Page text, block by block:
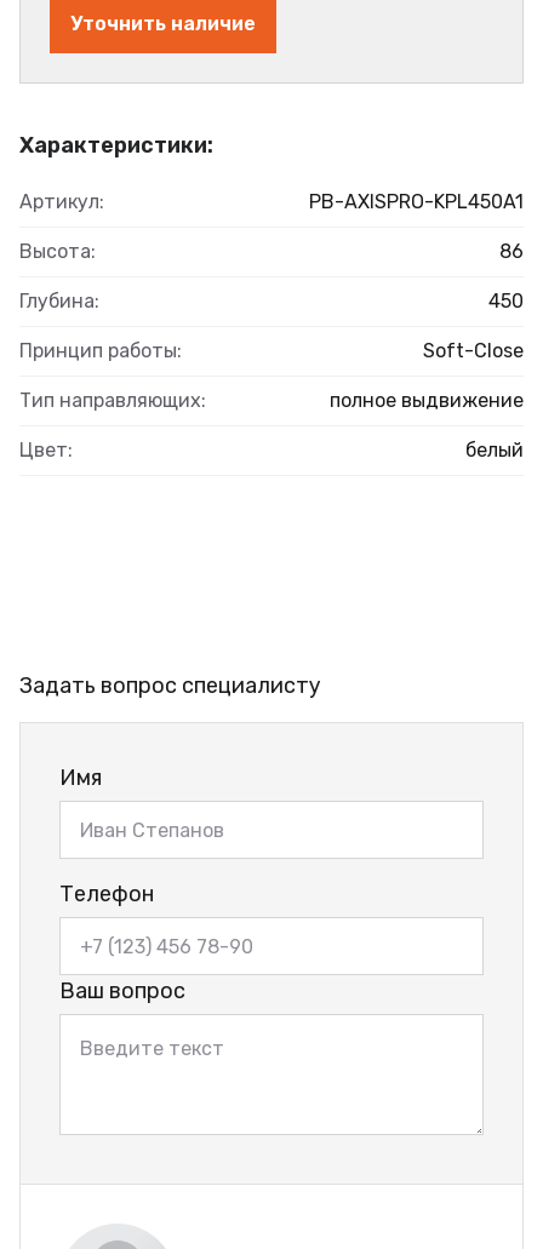
Характеристики:
Артикул: PB-AXISPRO-KPL450A1
Высота: 86
Глубина: 450
Принцип работы: Soft-Close
Тип направляющих: полное выдвижение
Цвет: белый
Уточнить наличие
Задать вопрос специалисту
Имя
Телефон
Ваш вопрос